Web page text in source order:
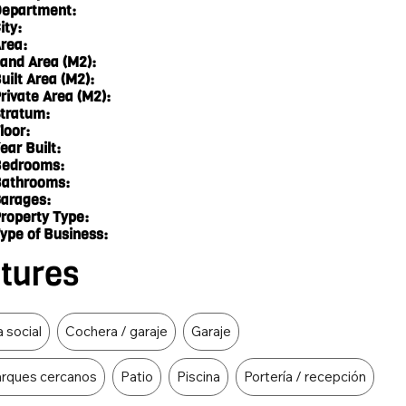
social Cochera / garaje Garaje
cercanos Patio Piscina Portería / recepción
Area (M2):
Area (M2):
Area (M2):
Built:
Type:
of Business: